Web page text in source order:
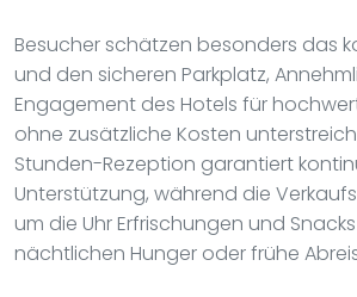
Besucher schätzen besonders das
und den sicheren Parkplatz,
Engagement des Hotels für
ohne zusätzliche Kosten
Stunden-Rezeption garantiert
Unterstützung, während die
um die Uhr Erfrischungen und
nächtlichen Hunger oder frühe